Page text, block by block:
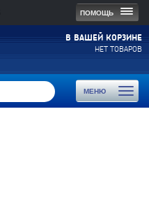
ПОМОЩЬ
В ВАШЕЙ КОРЗИНЕ
НЕТ ТОВАРОВ
МЕНЮ
Toggle